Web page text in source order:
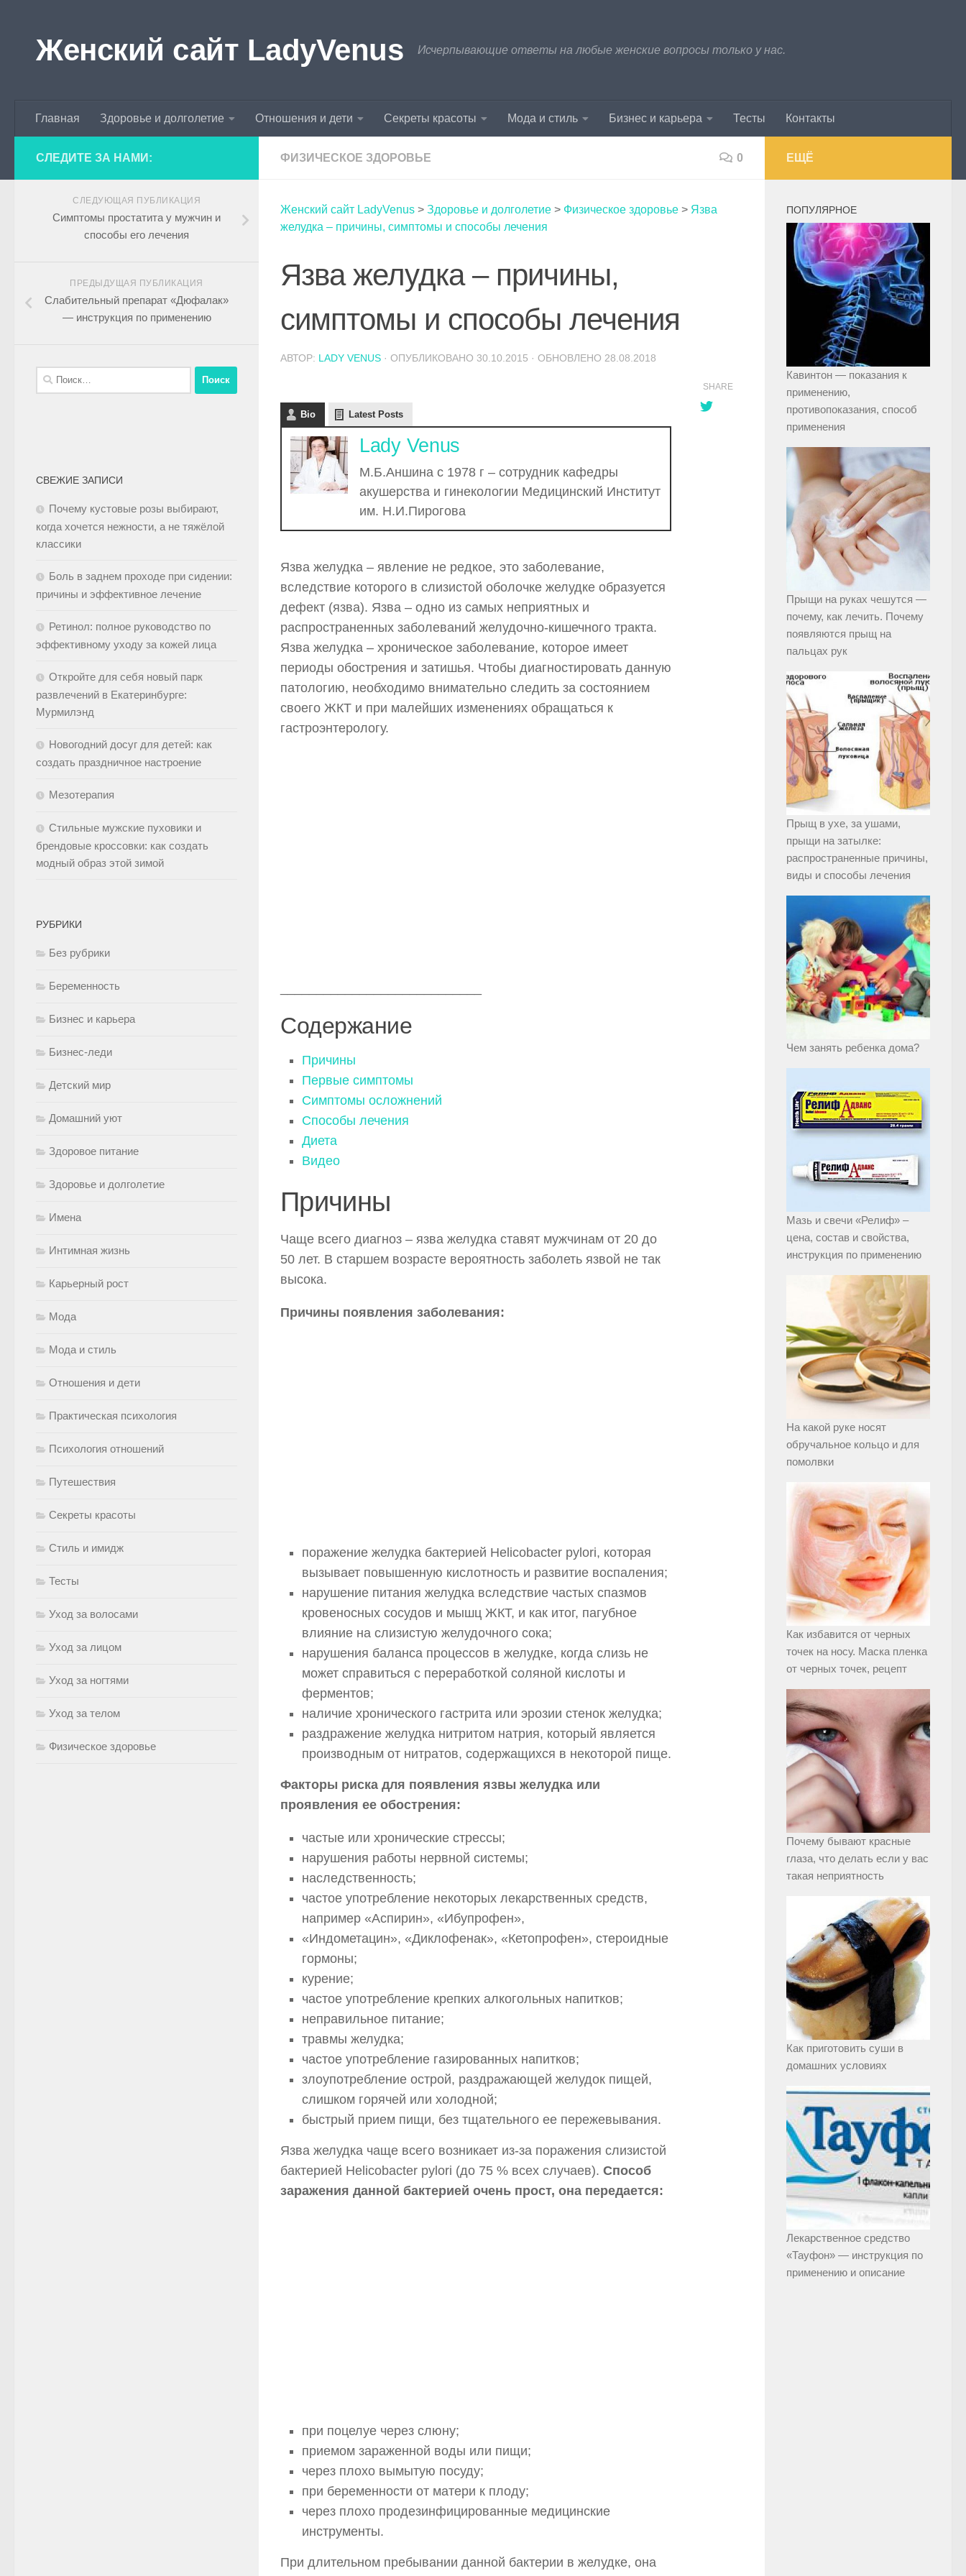
Женский сайт LadyVenus Исчерпывающие ответы на любые женские вопросы только у нас.
Главная Здоровье и долголетие Отношения и дети Секреты красоты Мода и стиль Бизнес и карьера Тесты Контакты
ФИЗИЧЕСКОЕ ЗДОРОВЬЕ 0
Женский сайт LadyVenus > Здоровье и долголетие > Физическое здоровье > Язва
желудка – причины, симптомы и способы лечения
Язва желудка – причины,
симптомы и способы лечения
АВТОР: LADY VENUS · ОПУБЛИКОВАНО 30.10.2015 · ОБНОВЛЕНО 28.08.2018
Bio Latest Posts
Lady Venus
М.Б.Аншина с 1978 г – сотрудник кафедры
акушерства и гинекологии Медицинский Институт
им. Н.И.Пирогова
Язва желудка – явление не редкое, это заболевание,
вследствие которого в слизистой оболочке желудке образуется
дефект (язва). Язва – одно из самых неприятных и
распространенных заболеваний желудочно-кишечного тракта.
Язва желудка – хроническое заболевание, которое имеет
периоды обострения и затишья. Чтобы диагностировать данную
патологию, необходимо внимательно следить за состоянием
своего ЖКТ и при малейших изменениях обращаться к
гастроэнтерологу.
Содержание
Причины
Первые симптомы
Симптомы осложнений
Способы лечения
Диета
Видео
Причины
Чаще всего диагноз – язва желудка ставят мужчинам от 20 до
50 лет. В старшем возрасте вероятность заболеть язвой не так
высока.
Причины появления заболевания:
поражение желудка бактерией Helicobacter pylori, которая
вызывает повышенную кислотность и развитие воспаления;
нарушение питания желудка вследствие частых спазмов
кровеносных сосудов и мышц ЖКТ, и как итог, пагубное
влияние на слизистую желудочного сока;
нарушения баланса процессов в желудке, когда слизь не
может справиться с переработкой соляной кислоты и
ферментов;
наличие хронического гастрита или эрозии стенок желудка;
раздражение желудка нитритом натрия, который является
производным от нитратов, содержащихся в некоторой пище.
Факторы риска для появления язвы желудка или
проявления ее обострения:
частые или хронические стрессы;
нарушения работы нервной системы;
наследственность;
частое употребление некоторых лекарственных средств,
например «Аспирин», «Ибупрофен»,
«Индометацин», «Диклофенак», «Кетопрофен», стероидные
гормоны;
курение;
частое употребление крепких алкогольных напитков;
неправильное питание;
травмы желудка;
частое употребление газированных напитков;
злоупотребление острой, раздражающей желудок пищей,
слишком горячей или холодной;
быстрый прием пищи, без тщательного ее пережевывания.
Язва желудка чаще всего возникает из-за поражения слизистой
бактерией Helicobacter pylori (до 75 % всех случаев). Способ
заражения данной бактерией очень прост, она передается:
при поцелуе через слюну;
приемом зараженной воды или пищи;
через плохо вымытую посуду;
при беременности от матери к плоду;
через плохо продезинфицированные медицинские
инструменты.
При длительном пребывании данной бактерии в желудке, она
SHARE
СЛЕДИТЕ ЗА НАМИ:
СЛЕДУЮЩАЯ ПУБЛИКАЦИЯ
Симптомы простатита у мужчин и
способы его лечения
ПРЕДЫДУЩАЯ ПУБЛИКАЦИЯ
Слабительный препарат «Дюфалак»
— инструкция по применению
СВЕЖИЕ ЗАПИСИ
Почему кустовые розы выбирают,
когда хочется нежности, а не тяжёлой
классики
Боль в заднем проходе при сидении:
причины и эффективное лечение
Ретинол: полное руководство по
эффективному уходу за кожей лица
Откройте для себя новый парк
развлечений в Екатеринбурге:
Мурмилэнд
Новогодний досуг для детей: как
создать праздничное настроение
Мезотерапия
Стильные мужские пуховики и
брендовые кроссовки: как создать
модный образ этой зимой
РУБРИКИ
Без рубрики
Беременность
Бизнес и карьера
Бизнес-леди
Детский мир
Домашний уют
Здоровое питание
Здоровье и долголетие
Имена
Интимная жизнь
Карьерный рост
Мода
Мода и стиль
Отношения и дети
Практическая психология
Психология отношений
Путешествия
Секреты красоты
Стиль и имидж
Тесты
Уход за волосами
Уход за лицом
Уход за ногтями
Уход за телом
Физическое здоровье
ЕЩЁ
ПОПУЛЯРНОЕ
Кавинтон — показания к
применению,
противопоказания, способ
применения
Прыщи на руках чешутся —
почему, как лечить. Почему
появляются прыщ на
пальцах рук
Прыщ в ухе, за ушами,
прыщи на затылке:
распространенные причины,
виды и способы лечения
Чем занять ребенка дома?
Мазь и свечи «Релиф» –
цена, состав и свойства,
инструкция по применению
На какой руке носят
обручальное кольцо и для
помолвки
Как избавится от черных
точек на носу. Маска пленка
от черных точек, рецепт
Почему бывают красные
глаза, что делать если у вас
такая неприятность
Как приготовить суши в
домашних условиях
Лекарственное средство
«Тауфон» — инструкция по
применению и описание